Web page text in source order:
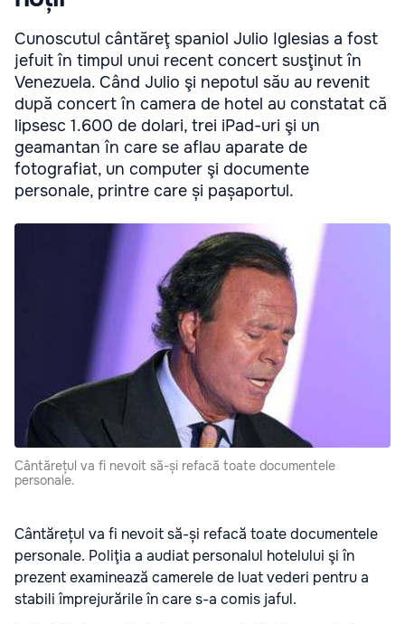
Cunoscutul cântăreţ spaniol Julio Iglesias a fost
jefuit în timpul unui recent concert susţinut în
Venezuela. Când Julio şi nepotul său au revenit
după concert în camera de hotel au constatat că
lipsesc 1.600 de dolari, trei iPad-uri şi un
geamantan în care se aflau aparate de
fotografiat, un computer şi documente
personale, printre care și pașaportul.
Cântărețul va fi nevoit să-și refacă toate documentele
personale.
Cântărețul va fi nevoit să-și refacă toate documentele
personale. Poliţia a audiat personalul hotelului şi în
prezent examinează camerele de luat vederi pentru a
stabili împrejurările în care s-a comis jaful.